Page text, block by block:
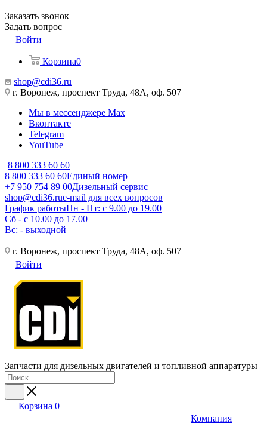
Заказать звонок
Задать вопрос
Войти
Корзина0
shop@cdi36.ru
г. Воронеж, проспект Труда, 48А, оф. 507
Мы в мессенджере Max
Вконтакте
Telegram
YouTube
8 800 333 60 60
8 800 333 60 60Единый номер
+7 950 754 89 00Дизельный сервис
shop@cdi36.rue-mail для всех вопросов
График работыПн - Пт: с 9.00 до 19.00
Сб - с 10.00 до 17.00
Вс: - выходной
г. Воронеж, проспект Труда, 48А, оф. 507
Войти
Запчасти для дизельных двигателей и топливной аппаратуры
Корзина 0
Компания